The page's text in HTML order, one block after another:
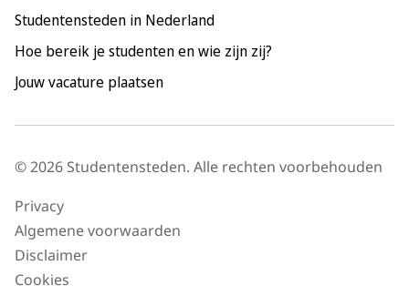
Studentensteden in Nederland
Hoe bereik je studenten en wie zijn zij?
Jouw vacature plaatsen
© 2026 Studentensteden. Alle rechten voorbehouden
Privacy
Algemene voorwaarden
Disclaimer
Cookies